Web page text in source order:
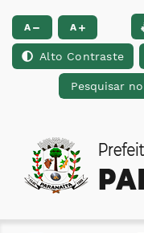
Ir para o conteúdo [alt+1]
A A
Alto Contraste